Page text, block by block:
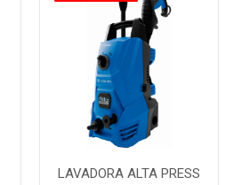
LAVADORA ALTA PRESS